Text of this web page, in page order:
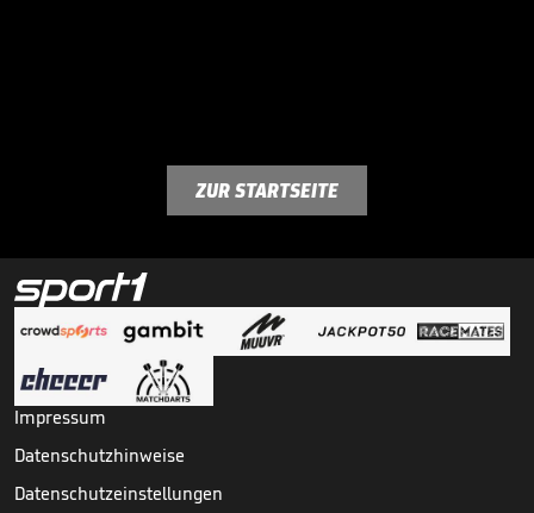
ZUR STARTSEITE
Impressum
Datenschutzhinweise
Datenschutzeinstellungen